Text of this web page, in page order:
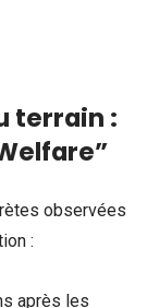
terrain :
observées
:
après les